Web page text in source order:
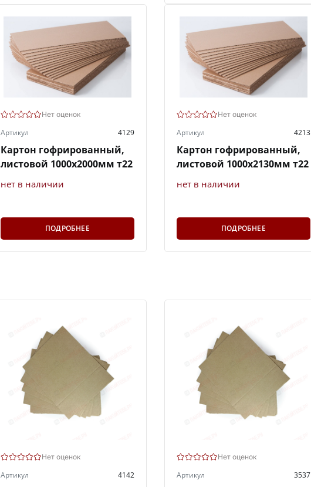
Нет оценок
Артикул 4129
Картон гофрированный,
листовой 1000х2000мм т22
нет в наличии
ПОДРОБНЕЕ
Нет оценок
Артикул 4213
Картон гофрированный,
листовой 1000х2130мм т22
нет в наличии
ПОДРОБНЕЕ
Нет оценок
Артикул 4142
Нет оценок
Артикул 3537